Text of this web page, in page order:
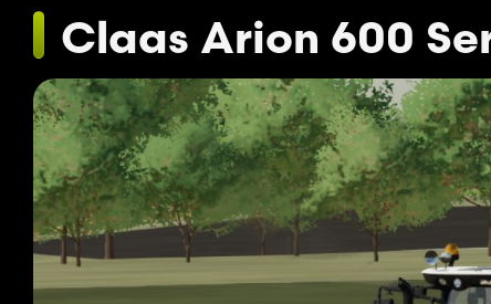
Claas Arion 600